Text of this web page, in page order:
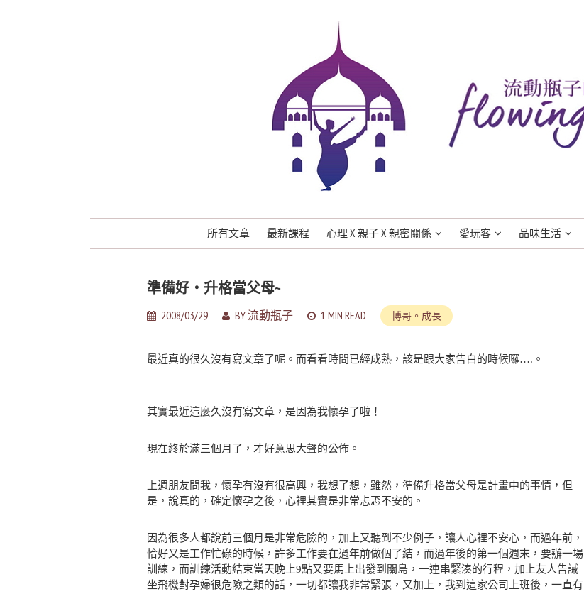
所有文章 最新課程 心理 X 親子 X 親密關係 愛玩客 品味生活
準備好‧升格當父母~
2008/03/29 BY流動瓶子 1 MIN READ 博哥。成長
最近真的很久沒有寫文章了呢。而看看時間已經成熟，該是跟大家告白的時候囉….。
其實最近這麼久沒有寫文章，是因為我懷孕了啦！
現在終於滿三個月了，才好意思大聲的公佈。
上週朋友問我，懷孕有沒有很高興，我想了想，雖然，準備升格當父母是計畫中的事情，但
是，說真的，確定懷孕之後，心裡其實是非常忐忑不安的。
因為很多人都說前三個月是非常危險的，加上又聽到不少例子，讓人心裡不安心，而過年前，
恰好又是工作忙碌的時候，許多工作要在過年前做個了結，而過年後的第一個週末，要辦一場
訓練，而訓練活動結束當天晚上9點又要馬上出發到關島，一連串緊湊的行程，加上友人告誡
坐飛機對孕婦很危險之類的話，一切都讓我非常緊張，又加上，我到這家公司上班後，一直有